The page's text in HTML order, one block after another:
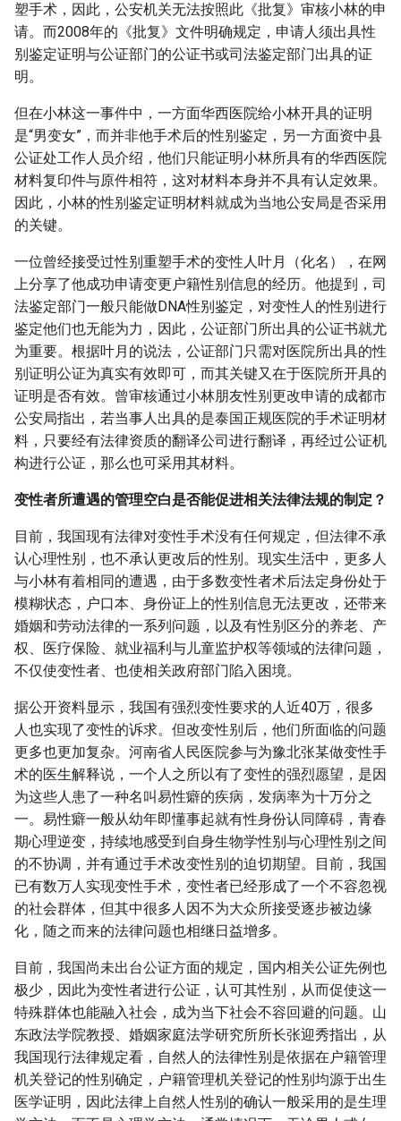
塑手术，因此，公安机关无法按照此《批复》审核小林的申
请。而2008年的《批复》文件明确规定，申请人须出具性
别鉴定证明与公证部门的公证书或司法鉴定部门出具的证
明。
但在小林这一事件中，一方面华西医院给小林开具的证明
是“男变女”，而并非他手术后的性别鉴定，另一方面资中县
公证处工作人员介绍，他们只能证明小林所具有的华西医院
材料复印件与原件相符，这对材料本身并不具有认定效果。
因此，小林的性别鉴定证明材料就成为当地公安局是否采用
的关键。
一位曾经接受过性别重塑手术的变性人叶月（化名），在网
上分享了他成功申请变更户籍性别信息的经历。他提到，司
法鉴定部门一般只能做DNA性别鉴定，对变性人的性别进行
鉴定他们也无能为力，因此，公证部门所出具的公证书就尤
为重要。根据叶月的说法，公证部门只需对医院所出具的性
别证明公证为真实有效即可，而其关键又在于医院所开具的
证明是否有效。曾审核通过小林朋友性别更改申请的成都市
公安局指出，若当事人出具的是泰国正规医院的手术证明材
料，只要经有法律资质的翻译公司进行翻译，再经过公证机
构进行公证，那么也可采用其材料。
变性者所遭遇的管理空白是否能促进相关法律法规的制定？
目前，我国现有法律对变性手术没有任何规定，但法律不承
认心理性别，也不承认更改后的性别。现实生活中，更多人
与小林有着相同的遭遇，由于多数变性者术后法定身份处于
模糊状态，户口本、身份证上的性别信息无法更改，还带来
婚姻和劳动法律的一系列问题，以及有性别区分的养老、产
权、医疗保险、就业福利与儿童监护权等领域的法律问题，
不仅使变性者、也使相关政府部门陷入困境。
据公开资料显示，我国有强烈变性要求的人近40万，很多
人也实现了变性的诉求。但改变性别后，他们所面临的问题
更多也更加复杂。河南省人民医院参与为豫北张某做变性手
术的医生解释说，一个人之所以有了变性的强烈愿望，是因
为这些人患了一种名叫易性癖的疾病，发病率为十万分之
一。易性癖一般从幼年即懂事起就有性身份认同障碍，青春
期心理逆变，持续地感受到自身生物学性别与心理性别之间
的不协调，并有通过手术改变性别的迫切期望。目前，我国
已有数万人实现变性手术，变性者已经形成了一个不容忽视
的社会群体，但其中很多人因不为大众所接受逐步被边缘
化，随之而来的法律问题也相继日益增多。
目前，我国尚未出台公证方面的规定，国内相关公证先例也
极少，因此为变性者进行公证，认可其性别，从而促使这一
特殊群体也能融入社会，成为当下社会不容回避的问题。山
东政法学院教授、婚姻家庭法学研究所所长张迎秀指出，从
我国现行法律规定看，自然人的法律性别是依据在户籍管理
机关登记的性别确定，户籍管理机关登记的性别均源于出生
医学证明，因此法律上自然人性别的确认一般采用的是生理